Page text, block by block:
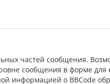
частей сообщения.
сообщения в форме для
информацией о BBCode